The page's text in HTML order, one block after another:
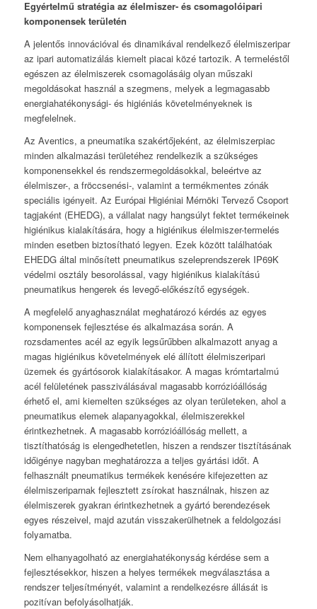
Egyértelmű stratégia az élelmiszer- és csomagolóipari
komponensek területén
A jelentős innovációval és dinamikával rendelkező élelmiszeripar
az ipari automatizálás kiemelt piacai közé tartozik. A termeléstől
egészen az élelmiszerek csomagolásáig olyan műszaki
megoldásokat használ a szegmens, melyek a legmagasabb
energiahatékonysági- és higiéniás követelményeknek is
megfelelnek.
Az Aventics, a pneumatika szakértőjeként, az élelmiszerpiac
minden alkalmazási területéhez rendelkezik a szükséges
komponensekkel és rendszermegoldásokkal, beleértve az
élelmiszer-, a fröccsenési-, valamint a termékmentes zónák
speciális igényeit. Az Európai Higiéniai Mérnöki Tervező Csoport
tagjaként (EHEDG), a vállalat nagy hangsúlyt fektet termékeinek
higiénikus kialakítására, hogy a higiénikus élelmiszer-termelés
minden esetben biztosítható legyen. Ezek között találhatóak
EHEDG által minősített pneumatikus szeleprendszerek IP69K
védelmi osztály besorolással, vagy higiénikus kialakítású
pneumatikus hengerek és levegő-előkészítő egységek.
A megfelelő anyaghasználat meghatározó kérdés az egyes
komponensek fejlesztése és alkalmazása során. A
rozsdamentes acél az egyik legsűrűbben alkalmazott anyag a
magas higiénikus követelmények elé állított élelmiszeripari
üzemek és gyártósorok kialakításakor. A magas krómtartalmú
acél felületének passziválásával magasabb korrózióállóság
érhető el, ami kiemelten szükséges az olyan területeken, ahol a
pneumatikus elemek alapanyagokkal, élelmiszerekkel
érintkezhetnek. A magasabb korrózióállóság mellett, a
tisztíthatóság is elengedhetetlen, hiszen a rendszer tisztításának
időigénye nagyban meghatározza a teljes gyártási időt. A
felhasznált pneumatikus termékek kenésére kifejezetten az
élelmiszeriparnak fejlesztett zsírokat használnak, hiszen az
élelmiszerek gyakran érintkezhetnek a gyártó berendezések
egyes részeivel, majd azután visszakerülhetnek a feldolgozási
folyamatba.
Nem elhanyagolható az energiahatékonyság kérdése sem a
fejlesztésekkor, hiszen a helyes termékek megválasztása a
rendszer teljesítményét, valamint a rendelkezésre állását is
pozitívan befolyásolhatják.